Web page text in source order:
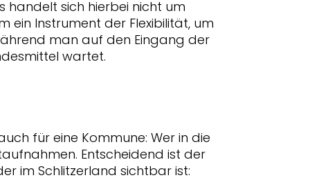
handelt sich hierbei nicht um
ein Instrument der Flexibilität, um
man auf den Eingang der
wartet.
für eine Kommune: Wer in die
Entscheidend ist der
im Schlitzerland sichtbar ist: